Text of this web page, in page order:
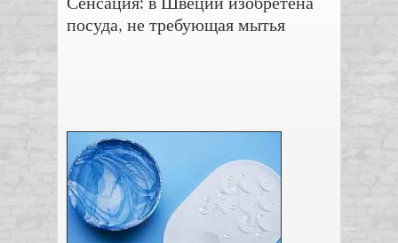
посуда, не требующая мытья